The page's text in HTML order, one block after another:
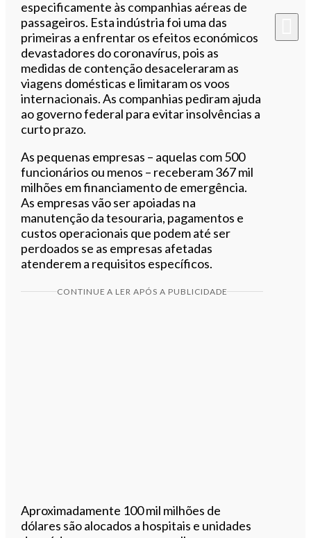
especificamente às companhias aéreas de
passageiros. Esta indústria foi uma das
primeiras a enfrentar os efeitos económicos
devastadores do coronavírus, pois as
medidas de contenção desaceleraram as
viagens domésticas e limitaram os voos
internacionais. As companhias pediram ajuda
ao governo federal para evitar insolvências a
curto prazo.
As pequenas empresas – aquelas com 500
funcionários ou menos – receberam 367 mil
milhões em financiamento de emergência.
As empresas vão ser apoiadas na
manutenção da tesouraria, pagamentos e
custos operacionais que podem até ser
perdoados se as empresas afetadas
atenderem a requisitos específicos.
CONTINUE A LER APÓS A PUBLICIDADE
Aproximadamente 100 mil milhões de
dólares são alocados a hospitais e unidades